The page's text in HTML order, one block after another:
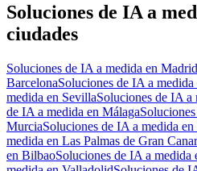
Soluciones de IA a
ciudades
Soluciones de IA a medida en Madrid
BarcelonaSoluciones de IA a medida
medida en SevillaSoluciones de IA a
de IA a medida en Málaga
MurciaSoluciones de IA a medida en
medida en Las Palmas de Gran
en BilbaoSoluciones de IA a medida